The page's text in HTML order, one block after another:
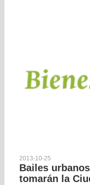
2013-10-25
Bailes
tomarán la